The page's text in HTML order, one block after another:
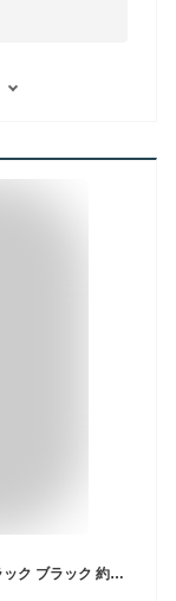
山崎実業(Yamazaki) マグネット 冷蔵庫サイドラック ブラック 約W24.5×D6.5×H34cm タワー tower キッチンペーパーホルダー ラップホルダー 2745